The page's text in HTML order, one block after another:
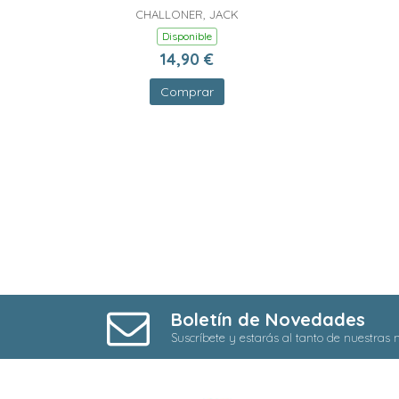
CHALLONER, JACK
Disponible
14,90 €
Comprar
Boletín de Novedades
Suscríbete y estarás al tanto de nuestras